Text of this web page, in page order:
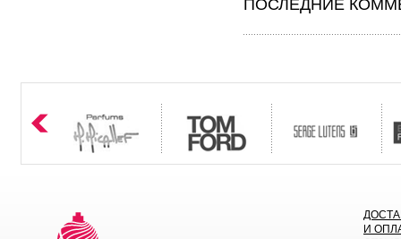
ПОСЛЕДНИЕ
И